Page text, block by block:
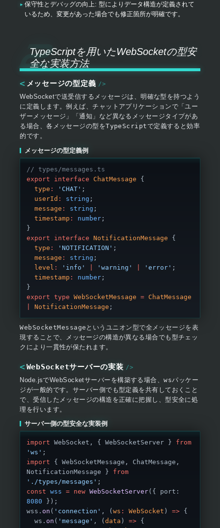
保守性とデバッグの向上: 型によりデータ構造が定義されて
いるため、変更があった場合でも修正箇所が明確です。
TypeScriptを用いたWebSocketの型安
全な実装方法
メッセージの型定義
WebSocketで送受信するメッセージは、明確な型を持つよう
に定義します。例えば、チャットアプリケーションで「ユー
ザーメッセージ」「通知」など異なるメッセージタイプがあ
る場合、各メッセージの型をTypeScriptで定義すると効率
的です。
メッセージの型定義例
// types/messages.ts
export interface ChatMessage {
  type
: 'CHAT' ;
  userId
: string ;
  message
: string ;
  timestamp
: number ;
}
export interface NotificationMessage {
  type
: 'NOTIFICATION' ;
  message
: string ;
  level
: 'info' 'warning' 'error' ;
  timestamp
: number ;
}
export type WebSocketMessage = ChatMessage
NotificationMessage ;
WebSocketMessage というユニオン型で全メッセージを表
現することで、メッセージの構造が異なる場合でも型チェッ
クにより一貫性が保たれます。
WebSocketサーバーの実装
Node.jsでWebSocketサーバーを構築する場合、wsパッケー
ジが一般的です。サーバー側でも型定義を共有しておくこと
で、受信したメッセージの構造を正確に把握し、型安全に処
理を行います。
サーバー側の型安全な実装例
import WebSocket, { WebSocketServer } from
'ws' ;
import { WebSocketMessage, ChatMessage,
NotificationMessage } from
'./types/messages' ;
const wss = new WebSocketServer
8080 });
wss. on ( 'connection' , (ws : WebSocket ) => {
  ws.
on ( 'message' , (data ) => {